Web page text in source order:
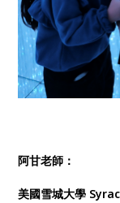
阿甘老師：
美國雪城大學